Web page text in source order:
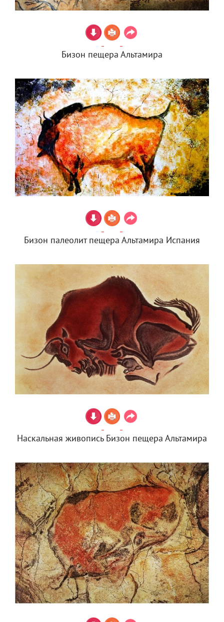
Бизон пещера Альтамира
Бизон палеолит пещера Альтамира Испания
Наскальная живопись Бизон пещера Альтамира